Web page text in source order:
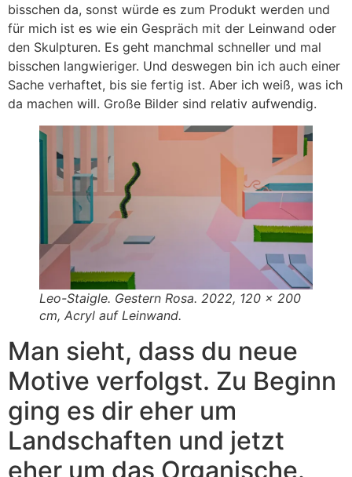
bisschen da, sonst würde es zum Produkt werden und
für mich ist es wie ein Gespräch mit der Leinwand oder
den Skulpturen. Es geht manchmal schneller und mal
bisschen langwieriger. Und deswegen bin ich auch einer
Sache verhaftet, bis sie fertig ist. Aber ich weiß, was ich
da machen will. Große Bilder sind relativ aufwendig.
Leo-Staigle. Gestern Rosa. 2022, 120 x 200
cm, Acryl auf Leinwand.
Man sieht, dass du neue
Motive verfolgst. Zu Beginn
ging es dir eher um
Landschaften und jetzt
eher um das Organische.